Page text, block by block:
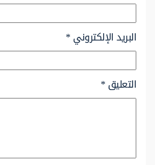
البريد الإلكتروني*
التعليق*